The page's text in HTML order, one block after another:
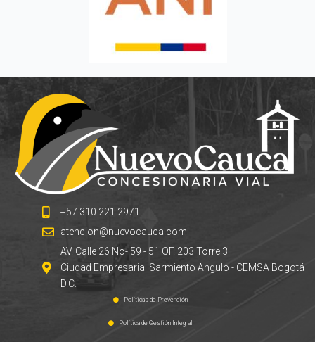
+57 310 221 2971
atencion@nuevocauca.com
AV. Calle 26 No- 59 - 51 OF. 203 Torre 3
Ciudad Empresarial Sarmiento Angulo - CEMSA Bogotá
D.C.
Políticas de Prevención
Política de Gestión Integral